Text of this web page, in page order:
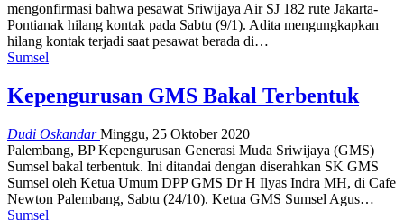
mengonfirmasi bahwa pesawat Sriwijaya Air SJ 182 rute Jakarta-
Pontianak hilang kontak pada Sabtu (9/1). Adita mengungkapkan
hilang kontak terjadi saat pesawat berada di…
Sumsel
Kepengurusan GMS Bakal Terbentuk
Dudi OskandarMinggu, 25 Oktober 2020
Palembang, BP Kepengurusan Generasi Muda Sriwijaya (GMS)
Sumsel bakal terbentuk. Ini ditandai dengan diserahkan SK GMS
Sumsel oleh Ketua Umum DPP GMS Dr H Ilyas Indra MH, di Cafe
Newton Palembang, Sabtu (24/10). Ketua GMS Sumsel Agus…
Sumsel